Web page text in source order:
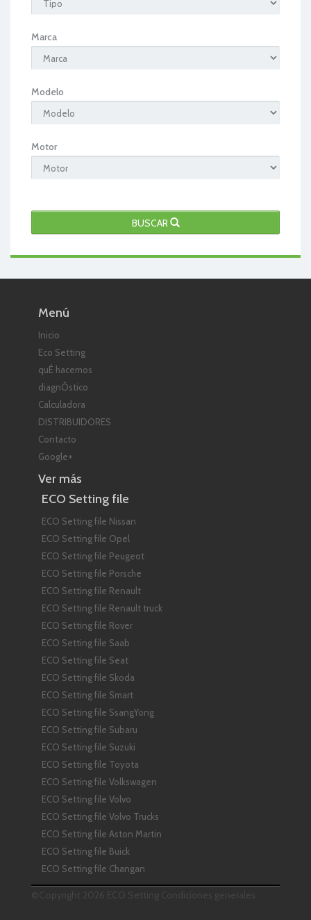
Marca
Modelo
Motor
BUSCAR
Menú
Inicio
Eco Setting
quÉ hacemos
diagnÓstico
Calculadora
DISTRIBUIDORES
Contacto
Google+
Ver más
ECO Setting file
ECO Setting file Nissan
ECO Setting file Opel
ECO Setting file Peugeot
ECO Setting file Porsche
ECO Setting file Renault
ECO Setting file Renault truck
ECO Setting file Rover
ECO Setting file Saab
ECO Setting file Seat
ECO Setting file Skoda
ECO Setting file Smart
ECO Setting file SsangYong
ECO Setting file Subaru
ECO Setting file Suzuki
ECO Setting file Toyota
ECO Setting file Volkswagen
ECO Setting file Volvo
ECO Setting file Volvo Trucks
ECO Setting file Aston Martin
ECO Setting file Buick
ECO Setting file Changan
©Copyright 2026 ECO Setting